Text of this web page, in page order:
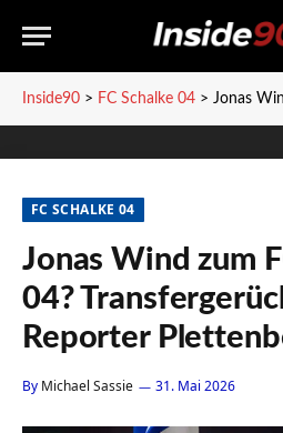
Inside90 > FC Schalke 04 > Jonas Wind zum FC
FC SCHALKE 04
Jonas Wind zum
04?
Reporter
By Michael Sassie 31. Mai 2026